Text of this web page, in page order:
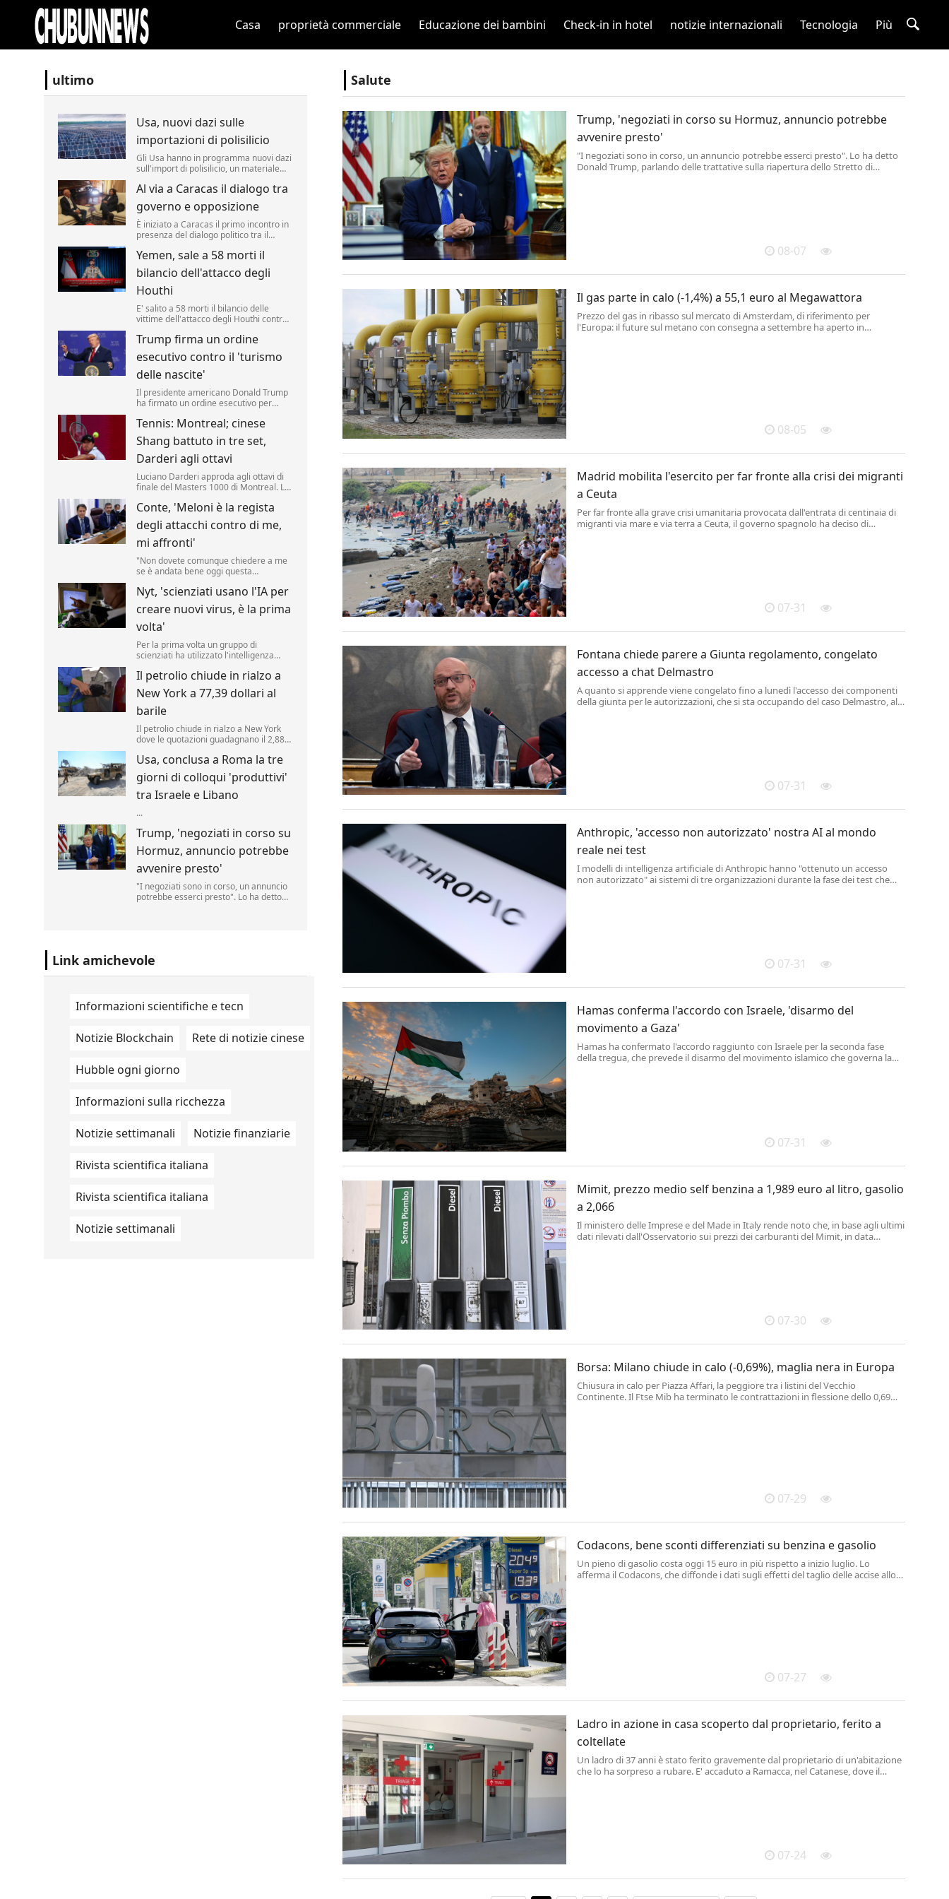
Casa proprietà commerciale Educazione dei bambini Check-in in hotel notizie internazionali Tecnologia Più
ultimo
Usa, nuovi dazi sulle
importazioni di polisilicio
Gli Usa hanno in programma nuovi dazi
sull'import di polisilicio, un materiale
semiconduttori. Lo ha annunciato il
segretario al Commercio Howard
Lutnick, definendo il materiale un
"prodotto fondamentale" per i chip.
Al via a Caracas il dialogo tra
governo e opposizione
È iniziato a Caracas il primo incontro in
presenza del dialogo politico tra il
delegazione dell'opposizione, un
processo sostenuto dagli Stati Uniti con
l'obiettivo dichiarato di favorire una
transizione verso nuove elezioni nel P...
Yemen, sale a 58 morti il
bilancio dell'attacco degli
Houthi
E' salito a 58 morti il bilancio delle
vittime dell'attacco degli Houthi contro i
yemenite. Lo riporta una fonte militare.
Trump firma un ordine
esecutivo contro il 'turismo
delle nascite'
Il presidente americano Donald Trump
ha firmato un ordine esecutivo per
negli Stati Uniti nell'ambito del
cosiddetto 'turismo delle nascite'. Lo ha
annunciato il tycoon, incontrando i
media nello Studio Ovale. .
Tennis: Montreal; cinese
Shang battuto in tre set,
Darderi agli ottavi
Luciano Darderi approda agli ottavi di
finale del Masters 1000 di Montreal. La
superato in rimonta il cinese Shang
Juncheng, n.
Conte, 'Meloni è la regista
degli attacchi contro di me,
mi affronti'
"Non dovete comunque chiedere a me
se è andata bene oggi questa
Meloni se è soddisfatta, perché lei è la
regista di tutto questo.
Nyt, 'scienziati usano l'IA per
creare nuovi virus, è la prima
volta'
Per la prima volta un gruppo di
scienziati ha utilizzato l'intelligenza
alimentando speranze di progressi in
campo medico ma sollevando al
contempo la preoccupante possibilità
che, un giorno, tale tecnologia poss...
Il petrolio chiude in rialzo a
New York a 77,39 dollari al
barile
Il petrolio chiude in rialzo a New York
dove le quotazioni guadagnano il 2,88%
Usa, conclusa a Roma la tre
giorni di colloqui 'produttivi'
tra Israele e Libano
...
Trump, 'negoziati in corso su
Hormuz, annuncio potrebbe
avvenire presto'
"I negoziati sono in corso, un annuncio
potrebbe esserci presto". Lo ha detto
Link amichevole
Informazioni scientifiche e tecn
Notizie Blockchain Rete di notizie cinese
Hubble ogni giorno
Informazioni sulla ricchezza
Notizie settimanali Notizie finanziarie
Rivista scientifica italiana
Rivista scientifica italiana
Notizie settimanali
Salute
Trump, 'negoziati in corso su Hormuz, annuncio potrebbe
avvenire presto'
"I negoziati sono in corso, un annuncio potrebbe esserci presto". Lo ha detto
Donald Trump, parlando delle trattative sulla riapertura dello Stretto di
08-07
Il gas parte in calo (-1,4%) a 55,1 euro al Megawattora
Prezzo del gas in ribasso sul mercato di Amsterdam, di riferimento per
l'Europa: il future sul metano con consegna a settembre ha aperto in
08-05
Madrid mobilita l'esercito per far fronte alla crisi dei migranti
a Ceuta
Per far fronte alla grave crisi umanitaria provocata dall'entrata di centinaia di
migranti via mare e via terra a Ceuta, il governo spagnolo ha deciso di
07-31
Fontana chiede parere a Giunta regolamento, congelato
accesso a chat Delmastro
A quanto si apprende viene congelato fino a lunedì l'accesso dei componenti
della giunta per le autorizzazioni, che si sta occupando del caso Delmastro, alle
07-31
Anthropic, 'accesso non autorizzato' nostra AI al mondo
reale nei test
I modelli di intelligenza artificiale di Anthropic hanno "ottenuto un accesso
non autorizzato" ai sistemi di tre organizzazioni durante la fase dei test che
07-31
Hamas conferma l'accordo con Israele, 'disarmo del
movimento a Gaza'
Hamas ha confermato l'accordo raggiunto con Israele per la seconda fase
della tregua, che prevede il disarmo del movimento islamico che governa la
07-31
Mimit, prezzo medio self benzina a 1,989 euro al litro, gasolio
a 2,066
Il ministero delle Imprese e del Made in Italy rende noto che, in base agli ultimi
dati rilevati dall'Osservatorio sui prezzi dei carburanti del Mimit, in data
07-30
Borsa: Milano chiude in calo (-0,69%), maglia nera in Europa
Chiusura in calo per Piazza Affari, la peggiore tra i listini del Vecchio
Continente. Il Ftse Mib ha terminato le contrattazioni in flessione dello 0,69%
07-29
Codacons, bene sconti differenziati su benzina e gasolio
Un pieno di gasolio costa oggi 15 euro in più rispetto a inizio luglio. Lo
afferma il Codacons, che diffonde i dati sugli effetti del taglio delle accise allo
07-27
Ladro in azione in casa scoperto dal proprietario, ferito a
coltellate
Un ladro di 37 anni è stato ferito gravemente dal proprietario di un'abitazione
che lo ha sorpreso a rubare. E' accaduto a Ramacca, nel Catanese, dove il
07-24